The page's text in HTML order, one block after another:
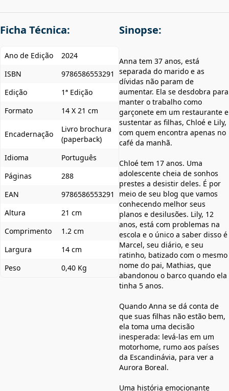
Ficha Técnica:
Ano de Edição
2024
ISBN
9786586553291
Edição
1ª Edição
Formato
14 X 21 cm
Encadernação
Livro brochura
(paperback)
Idioma
Português
Páginas
288
EAN
9786586553291
Altura
21 cm
Comprimento
1.2 cm
Largura
14 cm
Peso
0,40 Kg
Sinopse:
Anna tem 37 anos, está
separada do marido e as
dívidas não param de
aumentar. Ela se desdobra para
manter o trabalho como
garçonete em um restaurante e
sustentar as filhas, Chloé e Lily,
com quem encontra apenas no
café da manhã.
Chloé tem 17 anos. Uma
adolescente cheia de sonhos
prestes a desistir deles. É por
meio de seu blog que vamos
conhecendo melhor seus
planos e desilusões. Lily, 12
anos, está com problemas na
escola e o único a saber disso é
Marcel, seu diário, e seu
ratinho, batizado com o mesmo
nome do pai, Mathias, que
abandonou o barco quando ela
tinha 5 anos.
Quando Anna se dá conta de
que suas filhas não estão bem,
ela toma uma decisão
inesperada: levá-las em um
motorhome, rumo aos países
da Escandinávia, para ver a
Aurora Boreal.
Uma história emocionante